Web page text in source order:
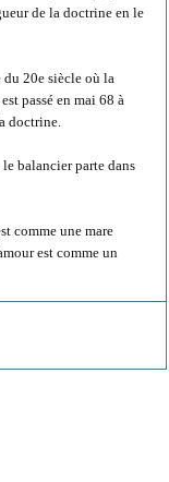
de la doctrine en le
20e siècle où la
passé en mai 68 à
doctrine.
balancier parte dans
comme une mare
est comme un